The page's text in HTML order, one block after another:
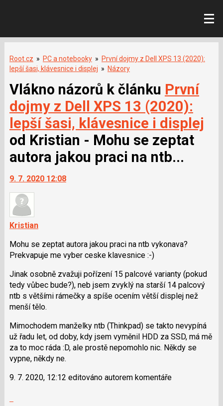
Root.cz » PC a notebooky » První dojmy z Dell XPS 13 (2020):
lepší šasi, klávesnice i displej » Názory
Vlákno názorů k článku První
dojmy z Dell XPS 13 (2020):
lepší šasi, klávesnice i displej
od Kristian - Mohu se zeptat
autora jakou praci na ntb...
9. 7. 2020 12:08
Kristian
Mohu se zeptat autora jakou praci na ntb vykonava?
Prekvapuje me vyber ceske klavesnice :-)
Jinak osobně zvažuji pořízení 15 palcové varianty (pokud
tedy vůbec bude?), neb jsem zvyklý na starší 14 palcový
ntb s většími rámečky a spíše ocením větší displej než
menší tělo.
Mimochodem manželky ntb (Thinkpad) se takto nevypíná
už řadu let, od doby, kdy jsem vyměnil HDD za SSD, má mě
za to moc ráda :D, ale prostě nepomohlo nic. Někdy se
vypne, někdy ne.
9. 7. 2020, 12:12 editováno autorem komentáře